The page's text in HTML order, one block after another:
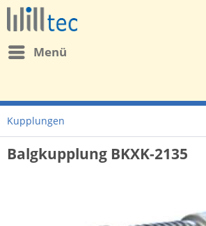
Menü
Kupplungen
Balgkupplung BKXK-2135